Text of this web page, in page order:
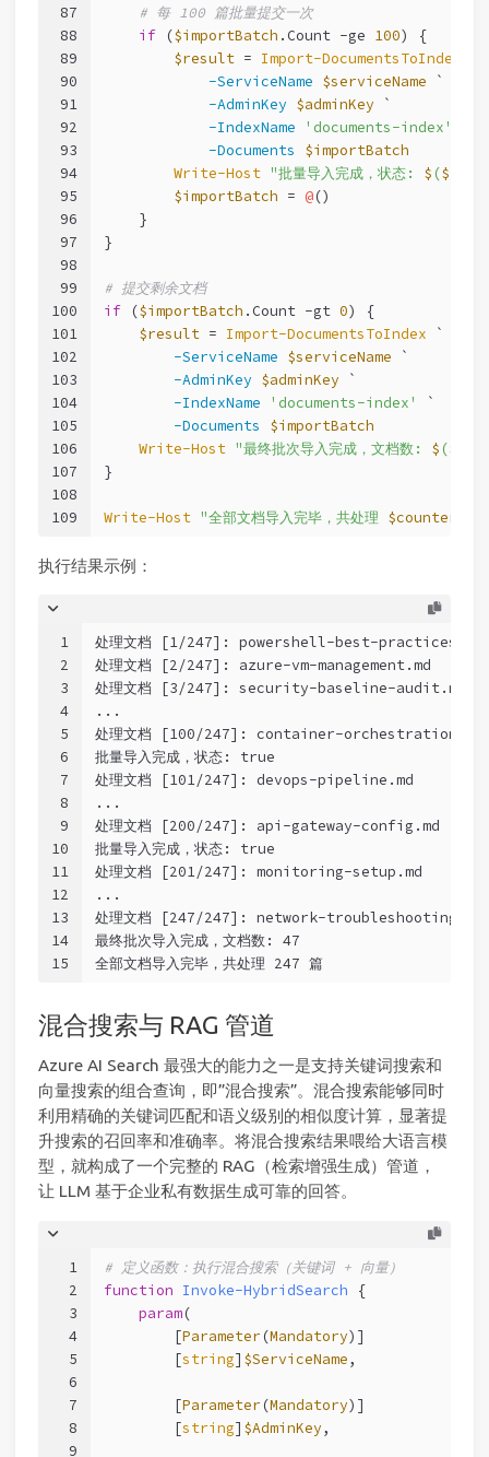
87
88
89
90
91
92
93
94
95
96
97
98
99
100
101
102
103
104
105
106
107
108
109
# 每 100 篇批量提交一次
if ($importBatch .Count -ge 100) {
$result = Import-DocumentsToIndex
-ServiceName $serviceName `
-AdminKey $adminKey `
-IndexName
'documents-index'
-Documents
$importBatch
Write-Host "批量导入完成，状态: $ (
$importBatch = @()
    }
}
# 提交剩余文档
if ($importBatch .Count -gt 0) {
$result = Import-DocumentsToIndex `
-ServiceName $serviceName `
-AdminKey $adminKey `
-IndexName
'documents-index'
`
-Documents
$importBatch
Write-Host "最终批次导入完成，文档数: $ (
}
Write-Host "全部文档导入完毕，共处理 $counter
执行结果示例：
1
2
3
4
5
6
7
8
9
10
11
12
13
14
15
处理文档 [1/247]: powershell-best-practices.md
处理文档 [2/247]: azure-vm-management.md
处理文档 [3/247]: security-baseline-audit.md
...
处理文档 [100/247]: container-orchestration.md
批量导入完成，状态: true
处理文档 [101/247]: devops-pipeline.md
...
处理文档 [200/247]: api-gateway-config.md
批量导入完成，状态: true
处理文档 [201/247]: monitoring-setup.md
...
处理文档 [247/247]: network-troubleshooting.md
最终批次导入完成，文档数: 47
全部文档导入完毕，共处理 247 篇
混合搜索与 RAG 管道
Azure AI Search 最强大的能力之一是支持关键词搜索和
向量搜索的组合查询，即”混合搜索”。混合搜索能够同时
利用精确的关键词匹配和语义级别的相似度计算，显著提
升搜索的召回率和准确率。将混合搜索结果喂给大语言模
型，就构成了一个完整的 RAG（检索增强生成）管道，
让 LLM 基于企业私有数据生成可靠的回答。
1
2
3
4
5
6
7
8
9
# 定义函数：执行混合搜索（关键词 + 向量）
function Invoke-HybridSearch {
param(
        [
Parameter (Mandatory)]
        [
string] $ServiceName,
        [
Parameter (Mandatory)]
        [
string] $AdminKey,